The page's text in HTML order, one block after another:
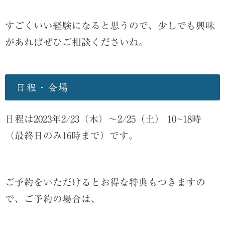
すごくいい経験になると思うので、少しでも興味
があればぜひご相談くださいね。
日程・会場
日程は2023年2/23（木）〜2/25（土） 10~18時
（最終日のみ16時まで）です。
ご予約をいただけるとお得な特典もつきますの
で、ご予約の場合は、